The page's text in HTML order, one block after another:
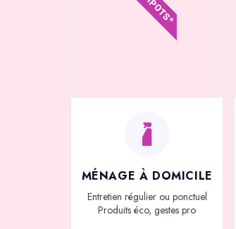
MÉNAGE À DOMICILE
Entretien régulier ou ponctuel
Produits éco, gestes pro